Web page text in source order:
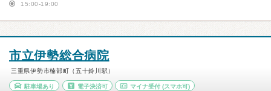
15:00-19:00
市立伊勢総合病院
三重県伊勢市楠部町（五十鈴川駅）
駐車場あり 電子決済可 マイナ受付 (スマホ可)